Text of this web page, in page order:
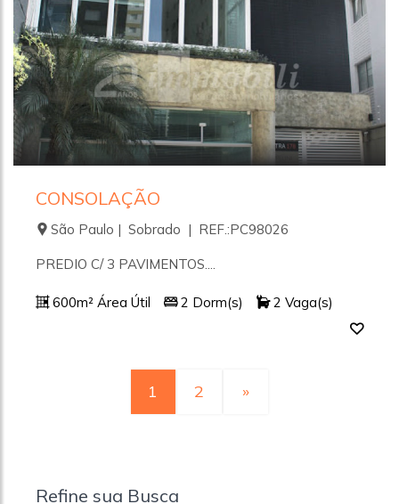
CONSOLAÇÃO
São Paulo | Sobrado | REF.:PC98026
PREDIO C/ 3 PAVIMENTOS....
600m² Área Útil 2 Dorm(s) 2 Vaga(s)
1 2 »
Refine sua Busca